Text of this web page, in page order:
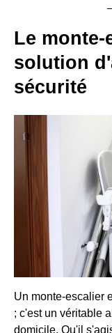
Le monte-
solution
sécurité
Un monte-escalier
; c'est un véritable
domicile. Qu'il